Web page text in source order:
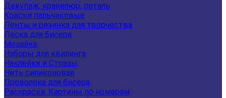
Декупаж, кракелюр, поталь
Краски пальчиковые
Ленты и резинка для творчества
Леска для бисера
Мозайка
Наборы для квилинга
Наклейки и Стразы
Нить силиконовая
Проволока для бисера
Раскраски, Картины по номерам